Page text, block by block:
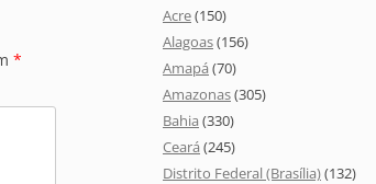
*
Acre(150)
Alagoas(156)
Amapá (70)
Amazonas(305)
Bahia (330)
Ceará (245)
Distrito Federal (Brasília)(132)